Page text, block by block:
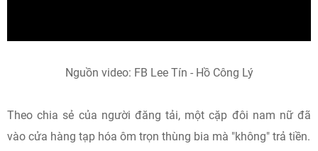
Nguồn video: FB Lee Tín - Hồ Công Lý
Theo chia sẻ của người đăng tải, một cặp đôi nam nữ đã
vào cửa hàng tạp hóa ôm trọn thùng bia mà "không" trả tiền.